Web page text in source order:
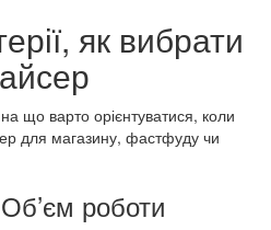
як вибрати
що варто орієнтуватися, коли
для магазину, фастфуду чи
Об’єм роботи